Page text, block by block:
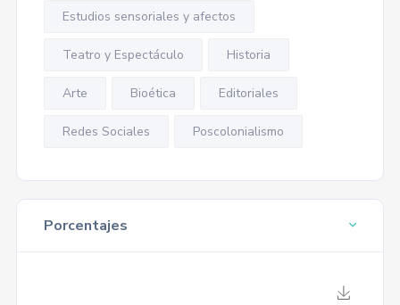
Estudios sensoriales y afectos
Teatro y Espectáculo Historia
Arte Bioética Editoriales
Redes Sociales Poscolonialismo
Porcentajes